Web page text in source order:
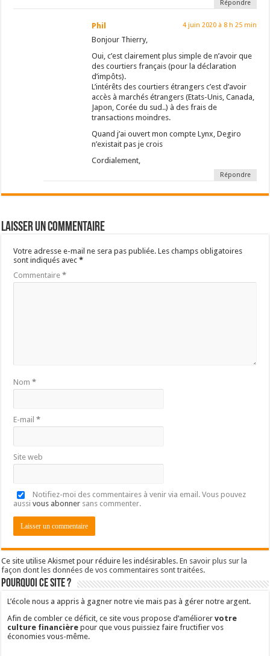
Répondre
Phil 4 juin 2020 à 8 h 25 min
Bonjour Thierry,
Oui, c’est clairement plus simple de n’avoir que
des courtiers français (pour la déclaration
d’impôts).
L’intérêts des courtiers étrangers c’est d’avoir
accès à marchés étrangers (Etats-Unis, Canada,
Japon, Corée du sud..) à des frais de
transactions moindres.
Quand j’ai ouvert mon compte Lynx, Degiro
n’existait pas je crois
Cordialement,
Répondre
Laisser un commentaire
Votre adresse e-mail ne sera pas publiée. Les champs obligatoires
sont indiqués avec*
Commentaire*
Nom*
E-mail*
Site web
Notifiez-moi des commentaires à venir via email. Vous pouvez
aussivous abonner sans commenter.
Ce site utilise Akismet pour réduire les indésirables.En savoir plus sur la
façon dont les données de vos commentaires sont traitées.
Pourquoi ce site ?
L’école nous a appris à gagner notre vie mais pas à gérer notre argent.
Afin de combler ce déficit, ce site vous propose d’améliorervotre
culture financière pour que vous puissiez faire fructifier vos
économies vous-même.